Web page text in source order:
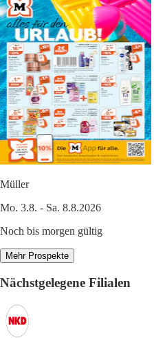
Müller
Mo. 3.8. - Sa. 8.8.2026
Noch bis morgen gültig
Mehr Prospekte
Nächstgelegene Filialen